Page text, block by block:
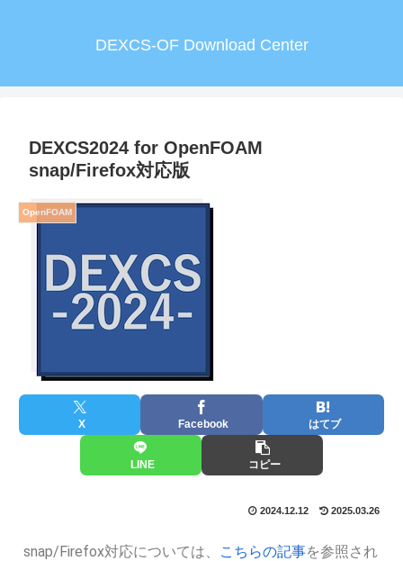
DEXCS-OF Download Center
DEXCS2024 for OpenFOAM
snap/Firefox対応版
OpenFOAM
X Facebook はてブ
LINE コピー
2024.12.12 2025.03.26
snap/Firefox対応については、 こちらの記事を参照され